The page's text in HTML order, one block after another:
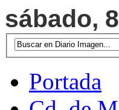
sábado,
Portada